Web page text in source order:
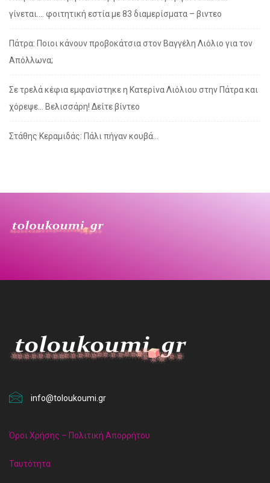
γίνεται…. φοιτητική εστία με 83 διαμερίσματα – βιντεο
Πάτρα: Ποιοι κάνουν προβοκάτσια στον Βαγγέλη Λιόλιο για τον
Απόλλωνα;
Σε τρελά κέφια εμφανίστηκε η Κατερίνα Λιόλιου στην Πάτρα και
χόρεψε… Βελισσάρη! Δείτε βίντεο
Στάθης Κεραμιδάς: Πάλι πήγαν κουβά…
info@toloukoumi.gr
Όροι Χρήσης – Πολιτική Απορρήτου
Ταυτότητα